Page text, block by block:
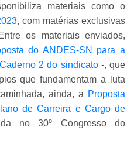
materiais como o
, com matérias exclusivas
os materiais enviados,
do ANDES-SN para a
2 do sindicato-, que
que fundamentam a luta
ainda, a Proposta
de Carreira e Cargo de
no 30º Congresso do